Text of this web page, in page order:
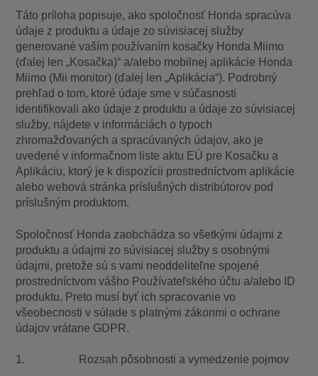
Táto príloha popisuje, ako spoločnosť Honda spracúva
údaje z produktu a údaje zo súvisiacej služby
generované vaším používaním kosačky Honda Miimo
(ďalej len „Kosačka)“ a/alebo mobilnej aplikácie Honda
Miimo (Mii monitor) (ďalej len „Aplikácia“). Podrobný
prehľad o tom, ktoré údaje sme v súčasnosti
identifikovali ako údaje z produktu a údaje zo súvisiacej
služby, nájdete v informáciách o typoch
zhromažďovaných a spracúvaných údajov, ako je
uvedené v informačnom liste aktu EÚ pre Kosačku a
Aplikáciu, ktorý je k dispozícii prostredníctvom aplikácie
alebo webová stránka príslušných distribútorov pod
príslušným produktom.
Spoločnosť Honda zaobchádza so všetkými údajmi z
produktu a údajmi zo súvisiacej služby s osobnými
údajmi, pretože sú s vami neoddeliteľne spojené
prostredníctvom vášho Používateľského účtu a/alebo ID
produktu. Preto musí byť ich spracovanie vo
všeobecnosti v súlade s platnými zákonmi o ochrane
údajov vrátane GDPR.
1. Rozsah pôsobnosti a vymedzenie pojmov